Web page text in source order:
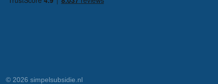
© 2026 simpelsubsidie.nl